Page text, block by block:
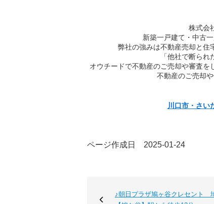
株式会
新築一戸建て・中古
弊社の強みは不動産売却と住
「他社で断ら
オウチードで不動産のご売却や審査を
不動産のご売却
川口市・さい
ページ作成日 2025-01-24
♪朝日プラザ鳩ヶ谷クレセント